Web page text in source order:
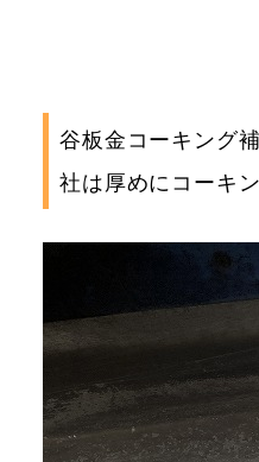
谷板金コーキング
社は厚めにコーキン